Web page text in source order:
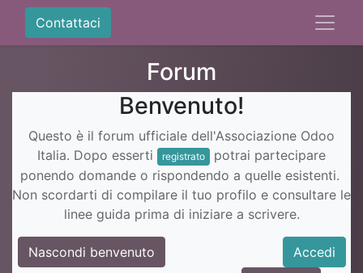
Contattaci
Forum
Benvenuto!
Questo è il forum ufficiale dell'Associazione Odoo
Italia. Dopo esserti
registrato
potrai partecipare
ponendo domande o rispondendo a quelle esistenti.
Non scordarti di compilare il tuo profilo e consultare le
linee guida prima di iniziare a scrivere.
Nascondi benvenuto
Accedi